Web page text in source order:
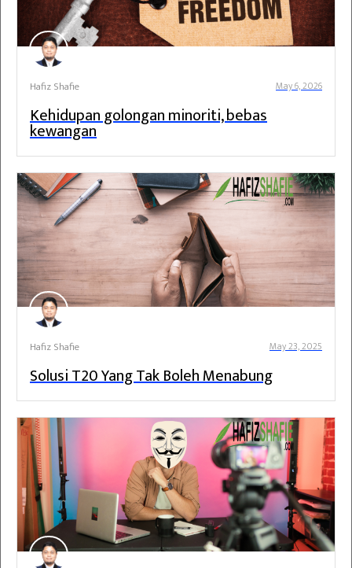
Hafiz Shafie May 6, 2026
Kehidupan golongan minoriti, bebas
kewangan
Hafiz Shafie May 23, 2025
Solusi T20 Yang Tak Boleh Menabung